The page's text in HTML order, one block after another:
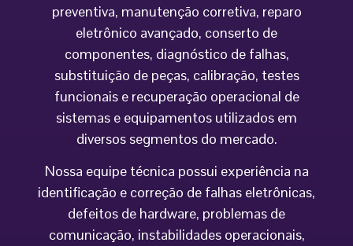
preventiva, manutenção corretiva, reparo
eletrônico avançado, conserto de
componentes, diagnóstico de falhas,
substituição de peças, calibração, testes
funcionais e recuperação operacional de
sistemas e equipamentos utilizados em
diversos segmentos do mercado.
Nossa equipe técnica possui experiência na
identificação e correção de falhas eletrônicas,
defeitos de hardware, problemas de
comunicação, instabilidades operacionais,